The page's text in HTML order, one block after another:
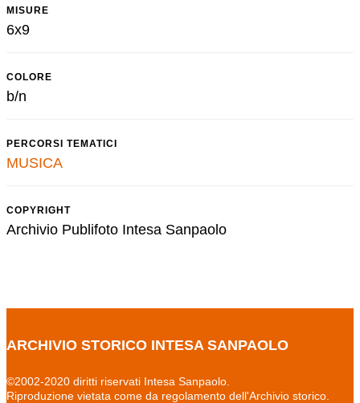
MISURE
6x9
COLORE
b/n
PERCORSI TEMATICI
MUSICA
COPYRIGHT
Archivio Publifoto Intesa Sanpaolo
ARCHIVIO STORICO INTESA SANPAOLO
©2002-2020 diritti riservati Intesa Sanpaolo.
Riproduzione vietata come da regolamento dell'Archivio storico.